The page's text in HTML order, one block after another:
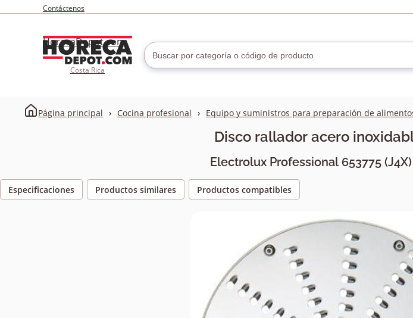
Contáctenos
HorecaDepot.com
Costa Rica
Página principal Cocina profesional Equipo y suministros para preparación de
Disco rallador acero
Electrolux Professional 653775(J4X)
Especificaciones Productos similares Productos compatibles